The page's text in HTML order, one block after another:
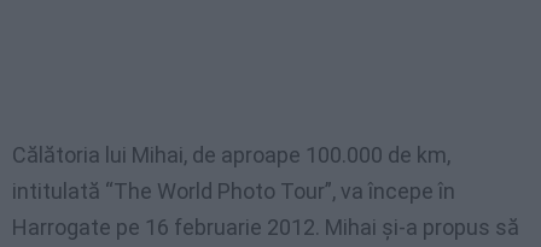
Călătoria lui Mihai, de aproape 100.000 de km,
intitulată “The World Photo Tour”, va începe în
Harrogate pe 16 februarie 2012. Mihai și-a propus să